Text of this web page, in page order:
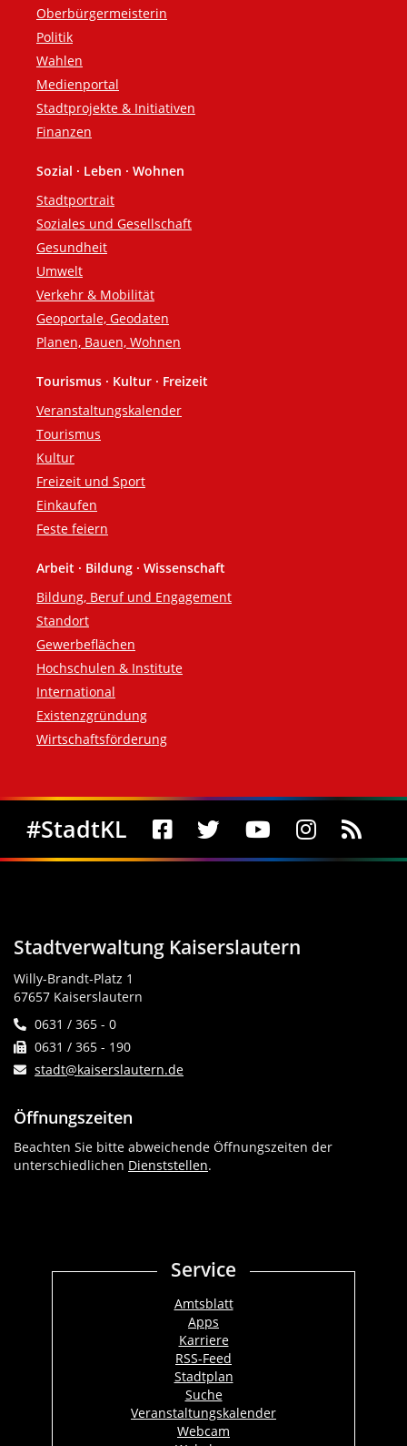
Oberbürgermeisterin
Politik
Wahlen
Medienportal
Stadtprojekte & Initiativen
Finanzen
Sozial · Leben · Wohnen
Stadtportrait
Soziales und Gesellschaft
Gesundheit
Umwelt
Verkehr & Mobilität
Geoportale, Geodaten
Planen, Bauen, Wohnen
Tourismus · Kultur · Freizeit
Veranstaltungskalender
Tourismus
Kultur
Freizeit und Sport
Einkaufen
Feste feiern
Arbeit · Bildung · Wissenschaft
Bildung, Beruf und Engagement
Standort
Gewerbeflächen
Hochschulen & Institute
International
Existenzgründung
Wirtschaftsförderung
Social Media
#StadtKL
Stadtverwaltung Kaiserslautern
Willy-Brandt-Platz 1
67657 Kaiserslautern
0631 / 365 - 0
0631 / 365 - 190
stadt@kaiserslautern.de
Öffnungszeiten
Beachten Sie bitte abweichende Öffnungszeiten der
unterschiedlichen Dienststellen.
Service
Amtsblatt
Apps
Karriere
RSS-Feed
Stadtplan
Suche
Veranstaltungskalender
Webcam